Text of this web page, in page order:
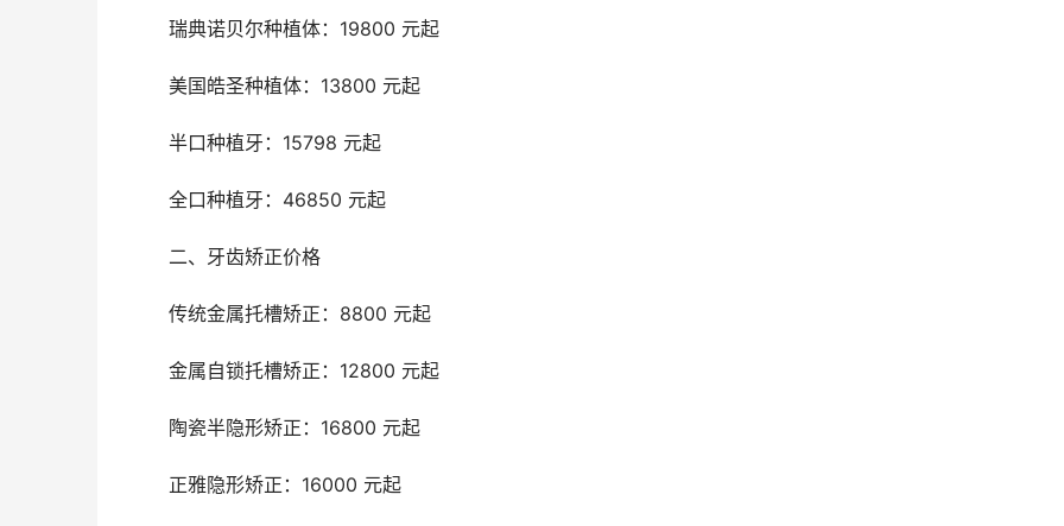
	瑞典诺贝尔种植体：19800 元起
	美国皓圣种植体：13800 元起
	半口种植牙：15798 元起
	全口种植牙：46850 元起
	二、牙齿矫正价格
	传统金属托槽矫正：8800 元起
	金属自锁托槽矫正：12800 元起
	陶瓷半隐形矫正：16800 元起
	正雅隐形矫正：16000 元起